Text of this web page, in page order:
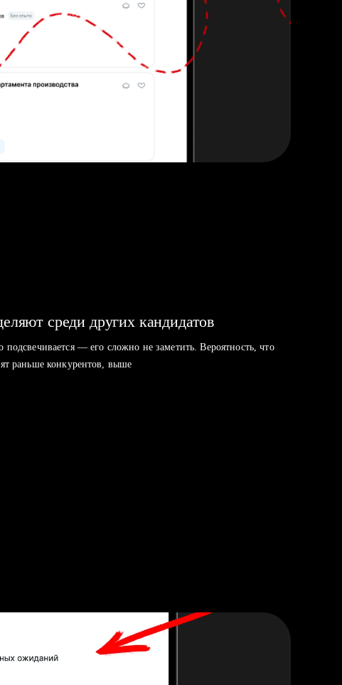
среди других кандидатов
подсвечивается — его сложно не заметить. Вероятность, что
раньше конкурентов, выше